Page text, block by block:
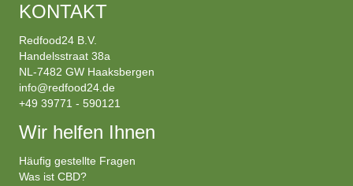
KONTAKT
Redfood24 B.V.
Handelsstraat 38a
NL-7482 GW Haaksbergen
info@redfood24.de
+49 39771 - 590121
Wir helfen Ihnen
Häufig gestellte Fragen
Was ist CBD?